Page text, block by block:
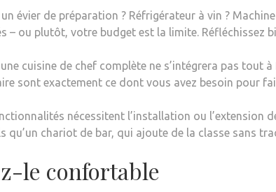
évier de préparation ? Réfrigérateur à vin ?
– ou plutôt, votre budget est la limite. Réfléchissez
cuisine de chef complète ne s’intégrera pas
sont exactement ce dont vous avez besoin pour
nécessitent l’installation ou l’extension
qu’un chariot de bar, qui ajoute de la classe sans
le confortable